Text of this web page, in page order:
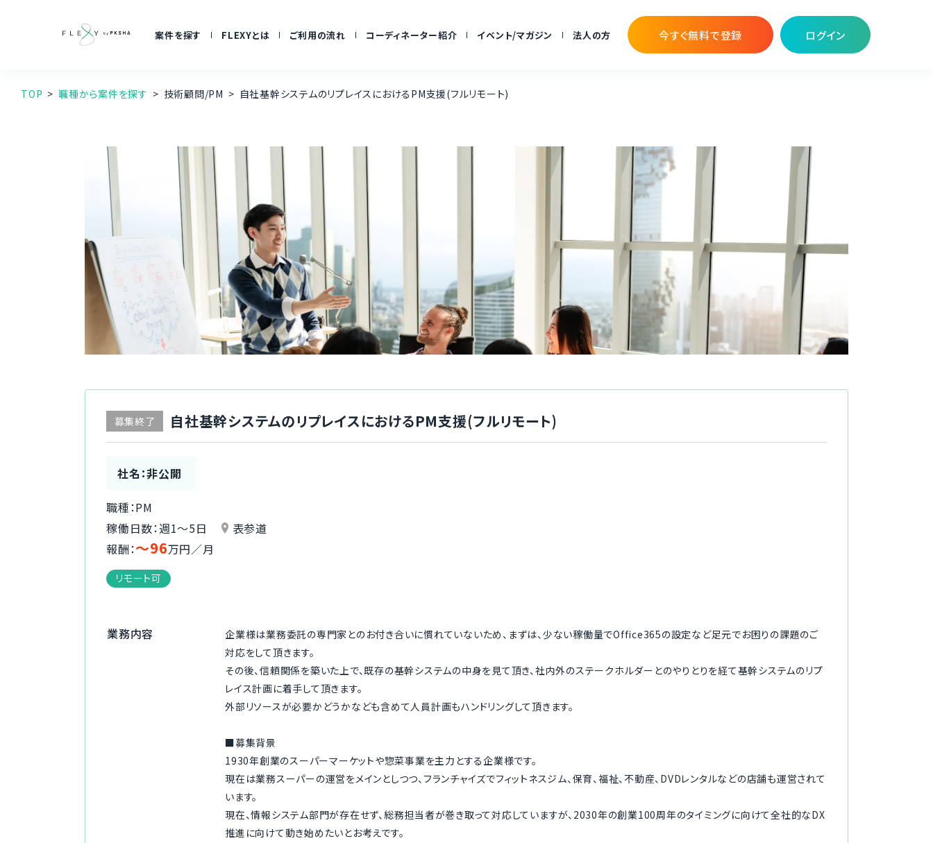
案件を探す FLEXYとは ご利用の流れ コーディネーター紹介 イベント/マガジン 法人の方 今すぐ無料で登録 ログイン
TOP 職種から案件を探す 技術顧問/PM 自社基幹システムのリプレイスにおけるPM支援(フルリモート)
募集終了 自社基幹システムのリプレイスにおけるPM支援(フルリモート)
社名：非公開
職種：PM
稼働日数：週1〜5日
表参道
報酬：〜96万円／月
リモート可
業務内容
企業様は業務委託の専門家とのお付き合いに慣れていないため、まずは、少ない稼働量でOffice365の設定など足元でお困りの課題のご
対応をして頂きます。
その後、信頼関係を築いた上で、既存の基幹システムの中身を見て頂き、社内外のステークホルダーとのやりとりを経て基幹システムのリプ
レイス計画に着手して頂きます。
外部リソースが必要かどうかなども含めて人員計画もハンドリングして頂きます。
■募集背景
1930年創業のスーパーマーケットや惣菜事業を主力とする企業様です。
現在は業務スーパーの運営をメインとしつつ、フランチャイズでフィットネスジム、保育、福祉、不動産、DVDレンタルなどの店舗も運営されて
います。
現在、情報システム部門が存在せず、総務担当者が巻き取って対応していますが、2030年の創業100周年のタイミングに向けて全社的なDX
推進に向けて動き始めたいとお考えです。